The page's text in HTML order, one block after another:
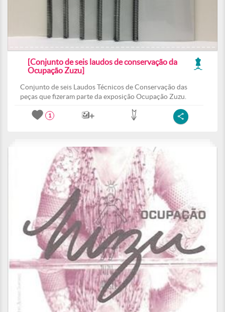
[Conjunto de seis laudos de conservação da
Ocupação Zuzu]
Conjunto de seis Laudos Técnicos de Conservação das
peças que fizeram parte da exposição Ocupação Zuzu.
1